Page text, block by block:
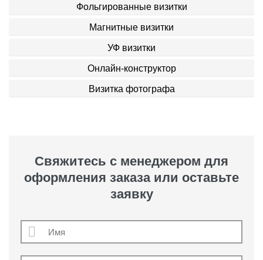
Фольгированные визитки
Магнитные визитки
УФ визитки
Онлайн-конструктор
Визитка фотографа
Свяжитесь с менеджером для
оформления заказа или оставьте
заявку